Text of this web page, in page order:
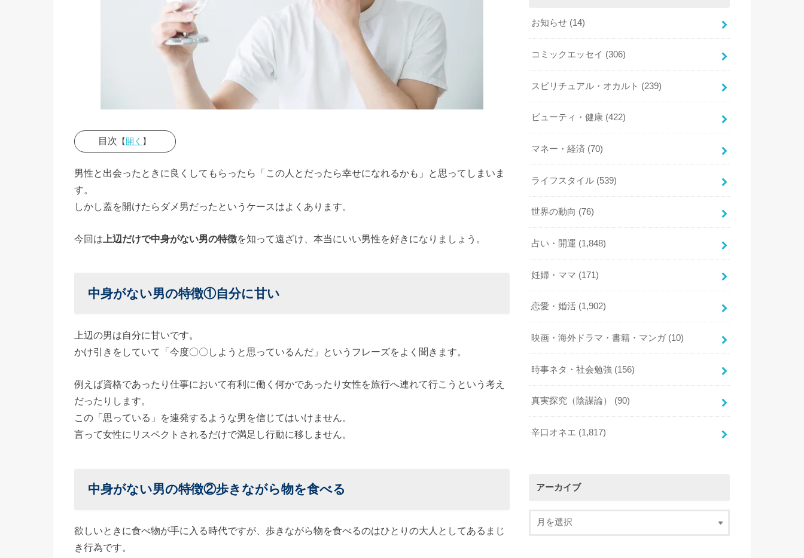
目次 【開く 】
ない男の
分に甘い
› 中身が
きながら
特徴③物
を大切に
しない
› 中身が
員さんに
度をとる
› 中身が
男性と出会ったときに良くしてもらったら「この人とだったら幸せになれるかも」と思ってしまいま
す。
しかし蓋を開けたらダメ男だったというケースはよくあります。
今回は 上辺だけで中身がない男の特徴を知って遠ざけ、本当にいい男性を好きになりましょう。
中身がない男の特徴①自分に甘い
上辺の男は自分に甘いです。
かけ引きをしていて「今度〇〇しようと思っているんだ」というフレーズをよく聞きます。
例えば資格であったり仕事において有利に働く何かであったり女性を旅行へ連れて行こうという考え
だったりします。
この「思っている」を連発するような男を信じてはいけません。
言って女性にリスペクトされるだけで満足し行動に移しません。
中身がない男の特徴②歩きながら物を食べる
欲しいときに食べ物が手に入る時代ですが、歩きながら物を食べるのはひとりの大人としてあるまじ
き行為です。
お知らせ (14)
コミックエッセイ (306)
スピリチュアル・オカルト (239)
ビューティ・健康 (422)
マネー・経済 (70)
ライフスタイル (539)
世界の動向 (76)
占い・開運 (1,848)
妊婦・ママ (171)
恋愛・婚活 (1,902)
映画・海外ドラマ・書籍・マンガ (10)
時事ネタ・社会勉強 (156)
真実探究（陰謀論） (90)
辛口オネエ (1,817)
アーカイブ